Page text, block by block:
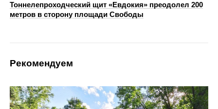
Тоннелепроходческий щит «Евдокия» преодолел 200
метров в сторону площади Свободы
Рекомендуем